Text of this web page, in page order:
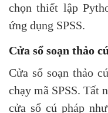
chọn thiết lập
ứng dụng SPSS.
Cửa sổ soạn thảo
Cửa sổ soạn thảo
chạy mã SPSS. Tất
cửa sổ cú pháp